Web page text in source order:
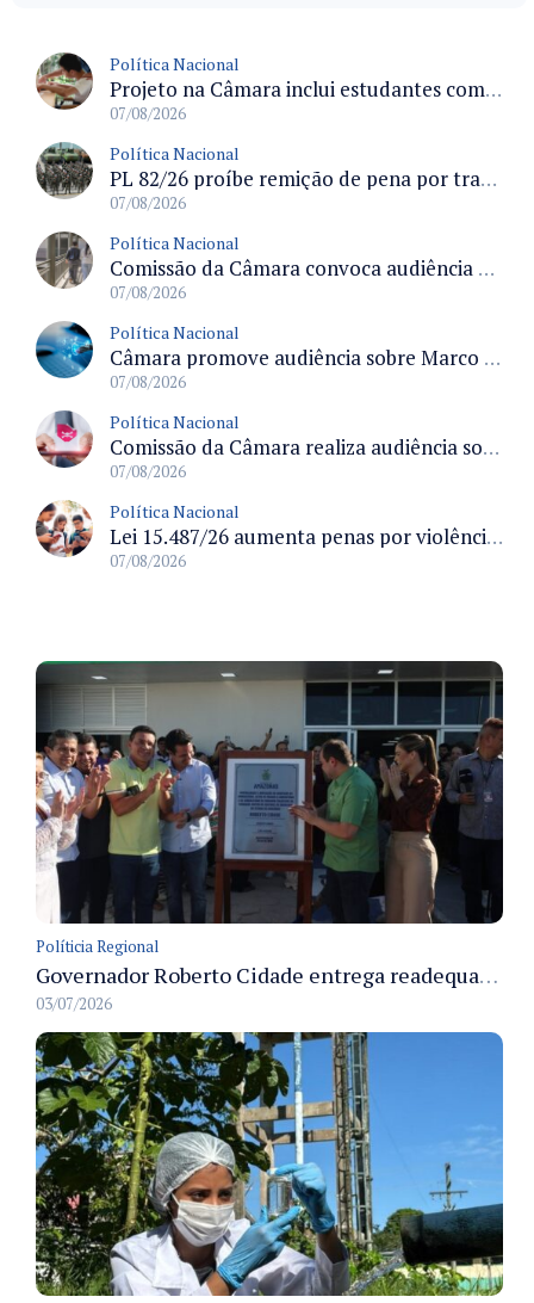
Política Nacional
Projeto na Câmara inclui estudantes com deficiência no regime escolar especial da LDB e estabelece critérios para frequência
07/08/2026
Política Nacional
PL 82/26 proíbe remição de pena por trabalho em funções militares para condenados por crimes contra o Estado Democrático de Direito
07/08/2026
Política Nacional
Comissão da Câmara convoca audiência para discutir misoginia nas escolas e universidades após divulgação de listas misóginas
07/08/2026
Política Nacional
Câmara promove audiência sobre Marco de Fomento à Economia Digital e impactos da inteligência artificial
07/08/2026
Política Nacional
Comissão da Câmara realiza audiência sobre apostas online para medir o tamanho do mercado ilegal
07/08/2026
Política Nacional
Lei 15.487/26 aumenta penas por violência sexual digital contra crianças e adolescentes e autoriza ronda virtual para investigação
07/08/2026
Políticia Regional
Governador Roberto Cidade entrega readequação do ambulatório da FCecon e amplia capacidade de atendimento oncológico em Manaus
03/07/2026